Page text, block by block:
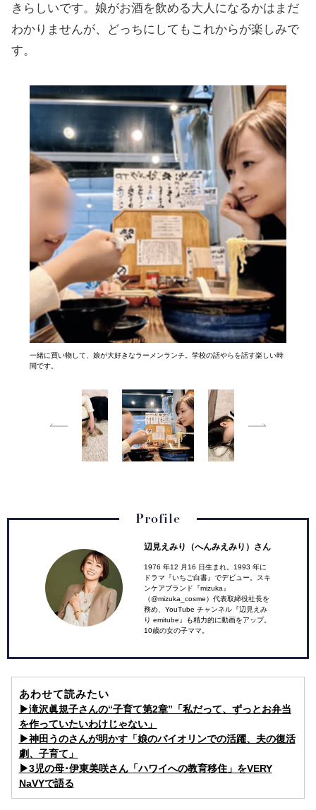
きらしいです。娘がお酒を飲める大人になるかはまだ
わかりませんが、どっちにしてもこれからが楽しみで
す。
一緒に買い物して、娘が大好きなラーメンランチ。学校の話やらを話す楽しい時
間です。
家でゴロゴロタイム。姉妹みたいに仲良しな2人にいつも私が元気をもらいま
す。
Profile
辺見えみり（へんみえみり） さん
1976 年12 月16 日生まれ。1993 年に
ドラマ『いちご白書』でデビュー。スキ
ンケアブランド『mizuka』
（@mizuka_cosme）代表取締役社長を
務め、YouTube チャンネル『辺見えみ
り emitube』も精力的に動画をアップ。
10歳の女の子ママ。
あわせて読みたい
▶︎滝沢眞規子さんの“子育て第2章”「私だって、ずっとお弁当
を作っていたいわけじゃない」
▶︎神田うのさんが明かす「娘のバイオリンでの活躍、夫の復活
劇、子育て」
▶︎3児の母･伊東美咲さん「ハワイへの教育移住」をVERY
NaVYで語る